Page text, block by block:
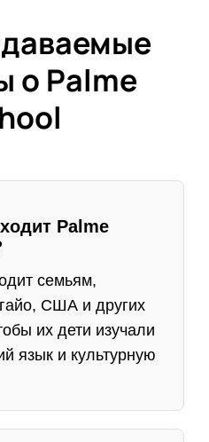
о Palme
Palme
семьям,
США и других
их дети изучали
язык и культурную